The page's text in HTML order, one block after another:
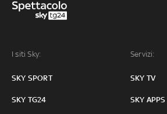
I siti Sky:
SKY SPORT
SKY TG24
Servizi:
SKY TV
SKY APPS